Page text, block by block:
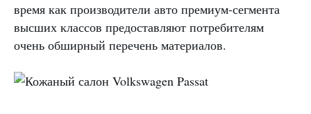
время как производители авто премиум-сегмента
высших классов предоставляют потребителям
очень обширный перечень материалов.